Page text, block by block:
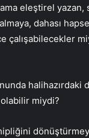
ama eleştirel
dahası
çalışabilecekler
halihazırdaki
miydi?